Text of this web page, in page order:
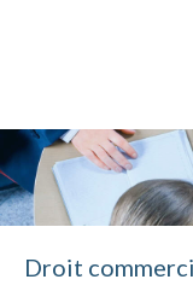
Droit